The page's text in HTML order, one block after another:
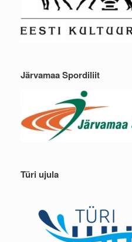
Järvamaa Spordiliit
Türi ujula